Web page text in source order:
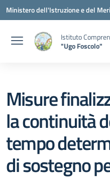
Vai ai contenuti
Vai al menu di navigazione
Vai al footer
Ministero dell'Istruzione e del
Istituto
"Ugo Foscolo"
Misure
la continuità
tempo
di sostegno